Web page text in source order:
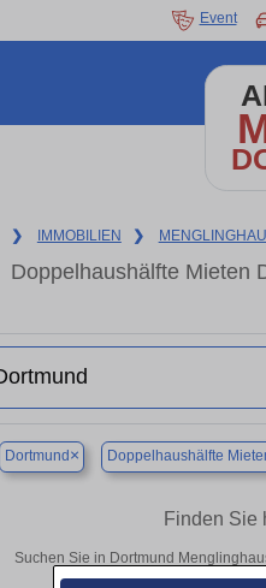
Event
❯ IMMOBILIEN ❯
Doppelhaushälfte Mieten
Dortmund × Doppelhaushälfte
Finden Sie
Suchen Sie in Dortmund
als Kapitalanlage